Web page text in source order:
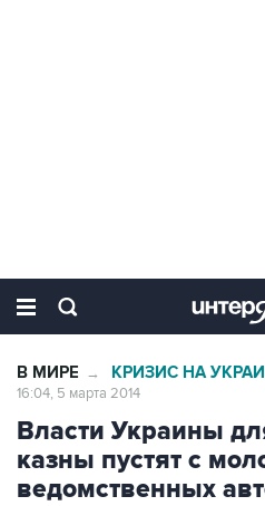
В МИРЕ → КРИЗИС НА
16:04, 5 марта 2014
Власти Украины
казны пустят с
ведомственных